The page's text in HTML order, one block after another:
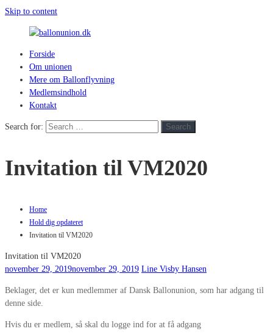
Skip to content
ballonunion.dk
hvad
blæser
Forside
Om unionen
Mere om Ballonflyvning
Medlemsindhold
Kontakt
Search for: Search
Invitation til VM2020
Home
Hold dig opdateret
Invitation til VM2020
Invitation til VM2020
november 29, 2019november 29, 2019 Line Visby Hansen
Beklager, det er kun medlemmer af Dansk Ballonunion, som har adgang til
denne side.
Hvis du er medlem, så skal du logge ind for at få adgang